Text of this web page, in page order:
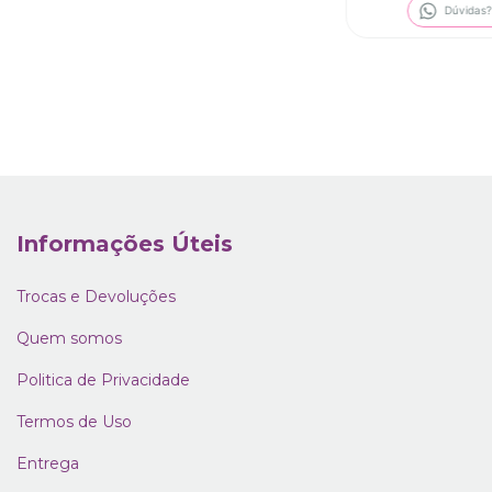
Informações Úteis
Trocas e Devoluções
Quem somos
Politica de Privacidade
Termos de Uso
Entrega